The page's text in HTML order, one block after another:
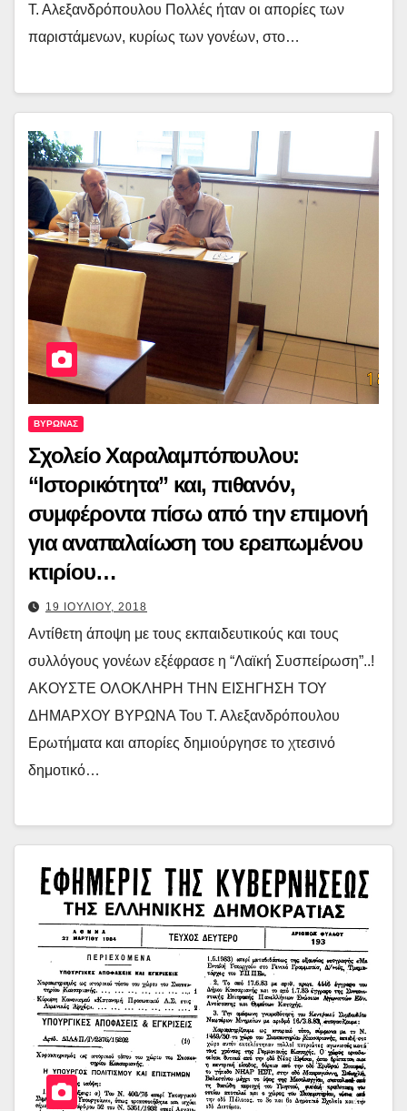
Τ. Αλεξανδρόπουλου Πολλές ήταν οι απορίες των
παριστάμενων, κυρίως των γονέων, στο…
ΒΥΡΩΝΑΣ
Σχολείο Χαραλαμπόπουλου:
“Ιστορικότητα” και, πιθανόν,
συμφέροντα πίσω από την επιμονή
για αναπαλαίωση του ερειπωμένου
κτιρίου…
19 ΙΟΥΛΙΟΥ, 2018
Αντίθετη άποψη με τους εκπαιδευτικούς και τους
συλλόγους γονέων εξέφρασε η “Λαϊκή Συσπείρωση”..!
ΑΚΟΥΣΤΕ ΟΛΟΚΛΗΡΗ ΤΗΝ ΕΙΣΗΓΗΣΗ ΤΟΥ
ΔΗΜΑΡΧΟΥ ΒΥΡΩΝΑ Του Τ. Αλεξανδρόπουλου
Ερωτήματα και απορίες δημιούργησε το χτεσινό
δημοτικό…